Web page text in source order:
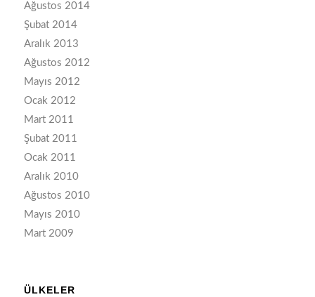
Ağustos 2014
Şubat 2014
Aralık 2013
Ağustos 2012
Mayıs 2012
Ocak 2012
Mart 2011
Şubat 2011
Ocak 2011
Aralık 2010
Ağustos 2010
Mayıs 2010
Mart 2009
ÜLKELER